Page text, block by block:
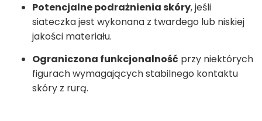
Potencjalne podrażnienia skóry, jeśli
siateczka jest wykonana z twardego lub niskiej
jakości materiału.
Ograniczona funkcjonalność przy niektórych
figurach wymagających stabilnego kontaktu
skóry z rurą.